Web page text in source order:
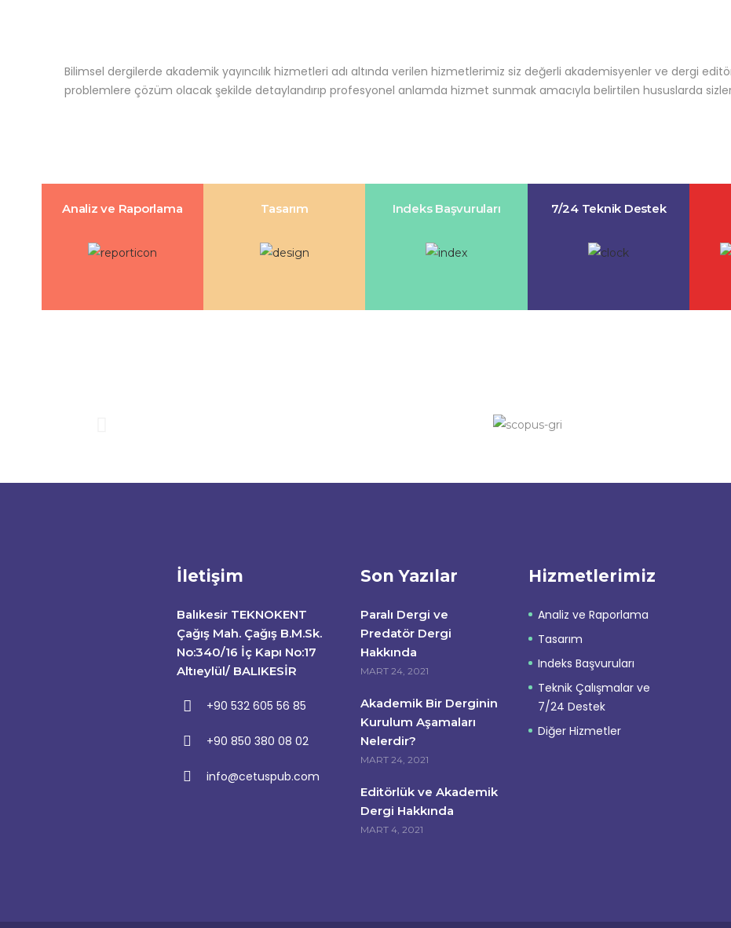
Bilimsel dergilerde akademik yayıncılık hizmetleri adı altında verilen hizmetlerimiz siz değerli akademisyenler ve dergi
problemlere çözüm olacak şekilde detaylandırıp profesyonel anlamda hizmet sunmak amacıyla belirtilen hususlarda
Analiz ve Raporlama Tasarım Indeks Başvuruları 7/24 Teknik Destek
İletişim
Balıkesir TEKNOKENT
Çağış Mah. Çağış B.M.Sk.
No:340/16 İç Kapı No:17
Altıeylül/ BALIKESİR
+90 532 605 56 85
+90 850 380 08 02
info@cetuspub.com
Son Yazılar
Paralı Dergi ve
Predatör Dergi
Hakkında
MART 24, 2021
Akademik Bir Derginin
Kurulum Aşamaları
Nelerdir?
MART 24, 2021
Editörlük ve Akademik
Dergi Hakkında
MART 4, 2021
Hizmetlerimiz
Analiz ve Raporlama
Tasarım
Indeks Başvuruları
Teknik Çalışmalar ve
7/24 Destek
Diğer Hizmetler